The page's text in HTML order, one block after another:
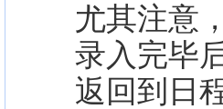
尤其注意，
录入完毕后
返回到日程